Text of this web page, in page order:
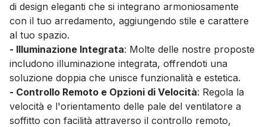
di design eleganti che si integrano armoniosamente
con il tuo arredamento, aggiungendo stile e carattere
al tuo spazio.
- Illuminazione Integrata: Molte delle nostre proposte
includono illuminazione integrata, offrendoti una
soluzione doppia che unisce funzionalità e estetica.
- Controllo Remoto e Opzioni di Velocità: Regola la
velocità e l'orientamento delle pale del ventilatore a
soffitto con facilità attraverso il controllo remoto,